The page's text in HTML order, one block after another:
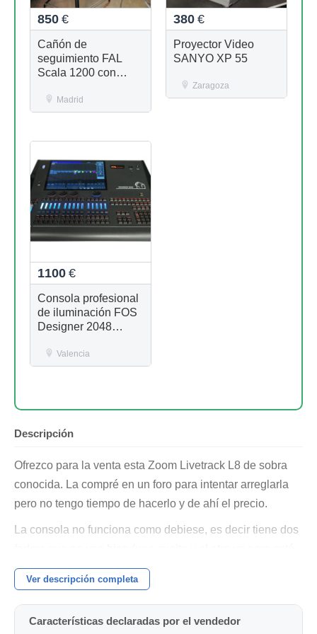
850 €
Cañón de
seguimiento FAL
Scala 1200 con
Madrid
380 €
Proyector Video
SANYO XP 55
Zaragoza
1100 €
Consola profesional
de iluminación FOS
Designer 2048
CaseValencia
Descripción
Ofrezco para la venta esta Zoom Livetrack L8 de sobra
conocida. La compré en un foro para intentar arreglarla
pero no tengo tiempo de hacerlo y de ahí el precio.
La consola no funciona como debiese, es decir tiene dos
un poco duro) no funciona por USB es decir no enciende
ni se comunica con el ordenador, pero con pilas funciona
normalmente.
Ver descripción completa
Características declaradas por el vendedor